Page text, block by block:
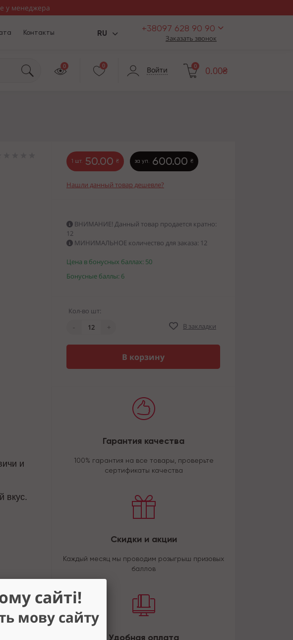
у менеджера
Контакты RU +38097 628 90 90
Заказать звонок
0 0 Войти 0 0.00₴
и
вкус.
1 шт. 50.00 ₴ за уп. 600.00 ₴
Нашли данный товар дешевле?
ВНИМАНИЕ! Данный товар продается кратно:
12
МИНИМАЛЬНОЕ количество для заказа: 12
Цена в бонусных баллах: 50
Бонусные баллы: 6
Кол-во шт:
-
+ В закладки
В корзину
Гарантия качества
100% гарантия на все товары, проверьте
сертификаты качества
Скидки и акции
Каждый месяц мы проводим розыгрыш призовых
баллов
Удобная оплата
сайті!
мову сайту